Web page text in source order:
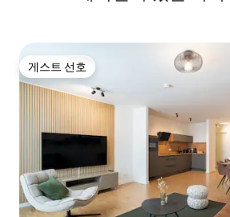
게스트 선호
게스트 선호